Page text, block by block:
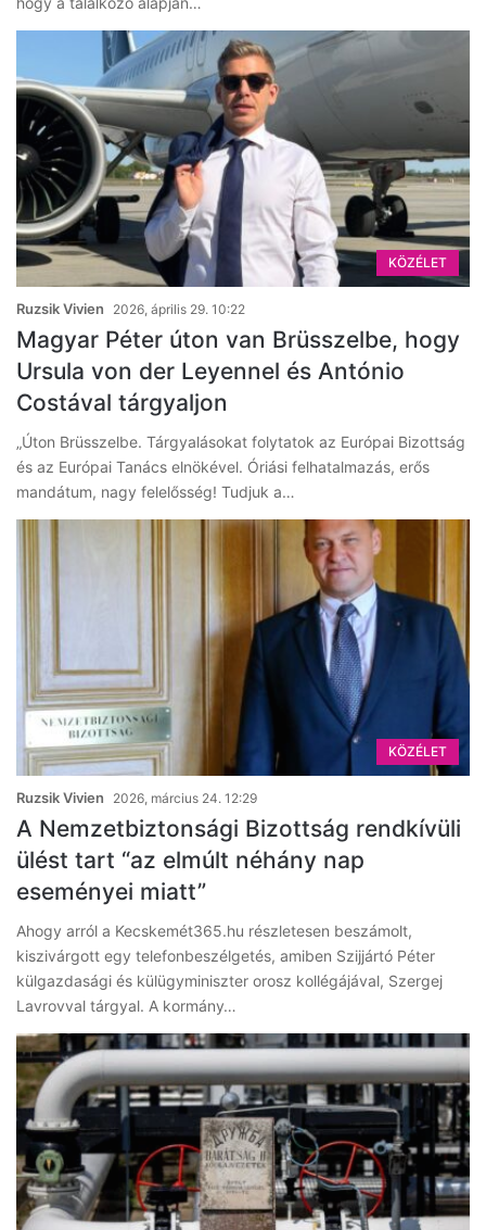
KÖZÉLET
Ruzsik Vivien 2026, április 29. 10:22
Magyar Péter úton van Brüsszelbe, hogy
Ursula von der Leyennel és António
Costával tárgyaljon
„Úton Brüsszelbe. Tárgyalásokat folytatok az Európai Bizottság
és az Európai Tanács elnökével. Óriási felhatalmazás, erős
mandátum, nagy felelősség! Tudjuk a…
KÖZÉLET
Ruzsik Vivien 2026, március 24. 12:29
A Nemzetbiztonsági Bizottság rendkívüli
ülést tart “az elmúlt néhány nap
eseményei miatt”
Ahogy arról a Kecskemét365.hu részletesen beszámolt,
kiszivárgott egy telefonbeszélgetés, amiben Szijjártó Péter
külgazdasági és külügyminiszter orosz kollégájával, Szergej
Lavrovval tárgyal. A kormány…